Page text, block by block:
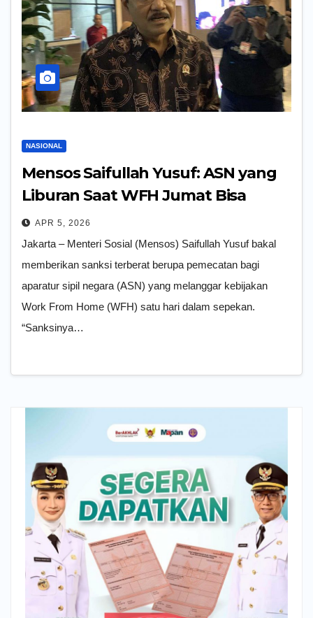
NASIONAL
Mensos Saifullah Yusuf: ASN yang
Liburan Saat WFH Jumat Bisa
Turun Pangkat hingga Dipecat
APR 5, 2026
Jakarta – Menteri Sosial (Mensos) Saifullah Yusuf bakal
memberikan sanksi terberat berupa pemecatan bagi
aparatur sipil negara (ASN) yang melanggar kebijakan
Work From Home (WFH) satu hari dalam sepekan.
“Sanksinya…